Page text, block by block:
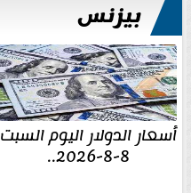
بيزنس
أسعار الدولار اليوم السبت
8-8-2026..